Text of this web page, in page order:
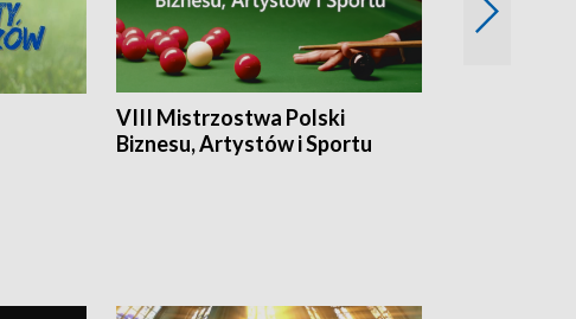
VIII Mistrzostwa Polski
Biznesu, Artystów i Sportu